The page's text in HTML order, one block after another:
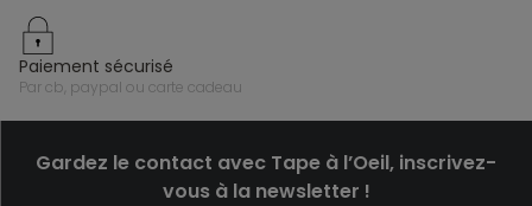
paiement sécurisé
par cb, paypal ou carte cadeau
Gardez le contact avec Tape à l’Oeil, inscrivez-
vous à la newsletter !